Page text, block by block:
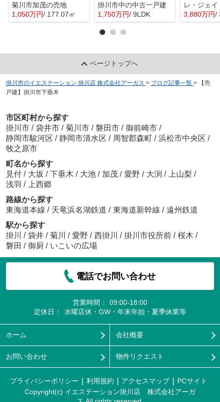
菊川市加茂の売地
1,050万円/ 177.07㎡
掛川市中の中古一戸建
1,750万円/ 9LDK
レ・ジェ
3,880万円/
ページトップへ
掛川市のイエステーション 掛川店 株式会社アーガス > ブログ記事一覧 >
【売
戸建】掛川市下垂木
市区町村から探す
掛川市 / 袋井市 / 菊川市 / 磐田市 / 御前崎市 /
静岡市駿河区 / 静岡市清水区 / 周智郡森町 / 浜松市中央区 /
牧之原市
町名から探す
見付 / 大坂 / 下垂木 / 大池 / 加茂 / 愛野 / 大渕 / 上山梨 /
浅羽 /
上西郷
路線から探す
東海道本線 / 天竜浜名湖鉄道 / 東海道新幹線 / 遠州鉄道
駅から探す
掛川
/ 袋井 / 菊川 / 愛野 / 西掛川 / 掛川市役所前 / 桜木 /
磐田 / 御厨 / いこいの広場
電話でお問い合わせ
営業時間：
09:00-18:00
定休日：
水曜店休・GW・年末年始・夏季休業等
ホーム 会社概要
お問い合わせ 物件リクエスト
プライバシーポリシー 利用規約 アクセスマップ
PCサイト
Copyright(c) イエステーション掛川店 株式会社アーガ